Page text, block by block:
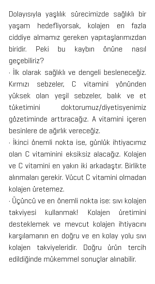
Dolayısıyla yaşlılık sürecimizde sağlıklı bir
yaşam hedefliyorsak, kolajen en fazla
ciddiye almamız gereken yapıtaşlarımızdan
biridir. Peki bu kaybın önüne nasıl
geçebiliriz?
· İlk olarak sağlıklı ve dengeli besleneceğiz.
Kırmızı sebzeler, C vitamini yönünden
yüksek olan yeşil sebzeler, balık ve et
tüketimini doktorumuz/diyetisyenimiz
gözetiminde arttıracağız. A vitamini içeren
besinlere de ağırlık vereceğiz.
· İkinci önemli nokta ise, günlük ihtiyacımız
olan C vitaminini eksiksiz alacağız. Kolajen
ve C vitamini en yakın iki arkadaştır. Birlikte
alınmaları gerekir. Vücut C vitamini olmadan
kolajen üretemez.
· Üçüncü ve en önemli nokta ise: sıvı kolajen
takviyesi kullanmak! Kolajen üretimini
desteklemek ve mevcut kolajen ihtiyacını
karşılamanın en doğru ve en kolay yolu sıvı
kolajen takviyeleridir. Doğru ürün tercih
edildiğinde mükemmel sonuçlar alınabilir.